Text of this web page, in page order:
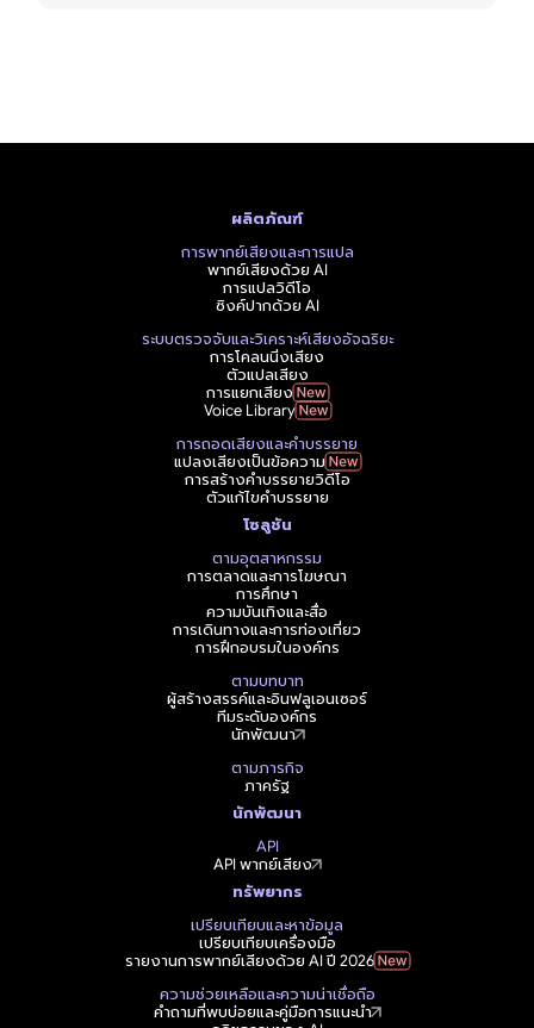
ผลิตภัณฑ์
การพากย์เสียงและการแปล
พากย์เสียงด้วย AI
การแปลวิดีโอ
ซิงค์ปากด้วย AI
ระบบตรวจจับและวิเคราะห์เสียงอัจฉริยะ
การโคลนนิ่งเสียง
ตัวแปลเสียง
การแยกเสียง
Voice Library
การถอดเสียงและคำบรรยาย
แปลงเสียงเป็นข้อความ
การสร้างคำบรรยายวิดีโอ
ตัวแก้ไขคำบรรยาย
โซลูชัน
ตามอุตสาหกรรม
การตลาดและการโฆษณา
การศึกษา
ความบันเทิงและสื่อ
การเดินทางและการท่องเที่ยว
การฝึกอบรมในองค์กร
ตามบทบาท
ผู้สร้างสรรค์และอินฟลูเอนเซอร์
ทีมระดับองค์กร
นักพัฒนา
ตามภารกิจ
ภาครัฐ
นักพัฒนา
API
API พากย์เสียง
ทรัพยากร
เปรียบเทียบและหาข้อมูล
เปรียบเทียบเครื่องมือ
รายงานการพากย์เสียงด้วย AI ปี 2026
ความช่วยเหลือและความน่าเชื่อถือ
คำถามที่พบบ่อยและคู่มือการแนะนำ